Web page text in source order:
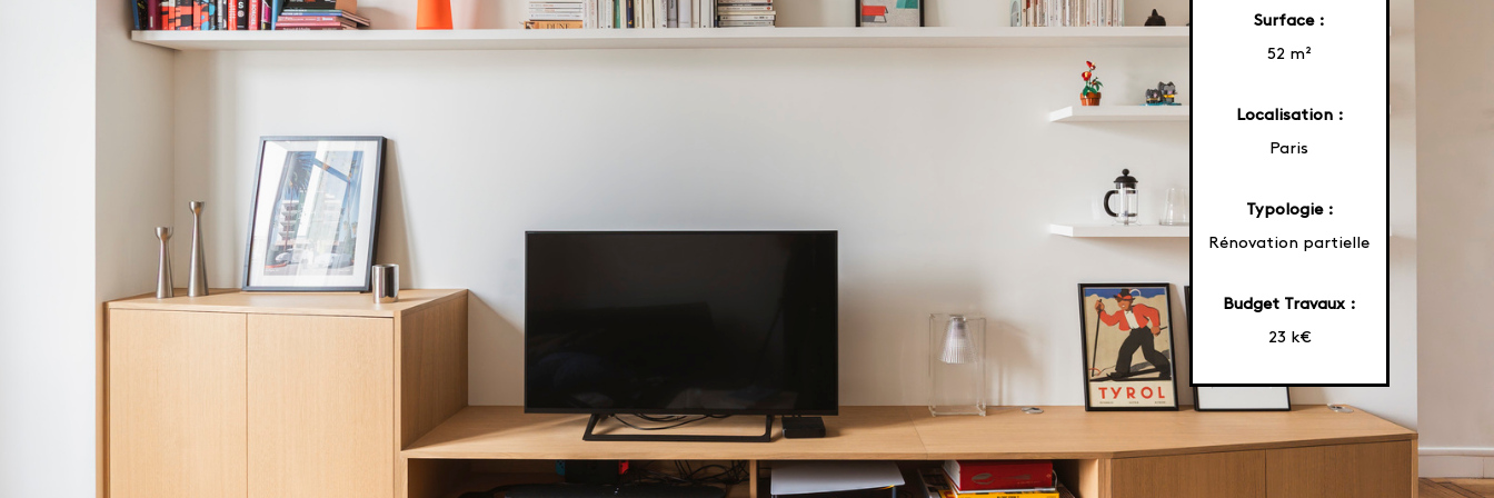
Surface :
52 m²
Localisation :
Paris
Typologie :
Rénovation partielle
Budget Travaux :
23 k€